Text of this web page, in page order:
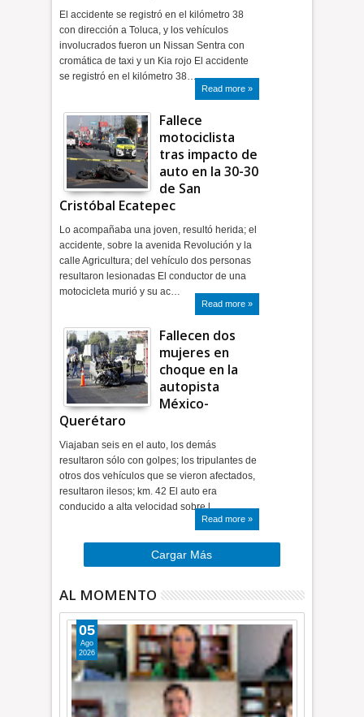
El accidente se registró en el kilómetro 38
con dirección a Toluca, y los vehículos
involucrados fueron un Nissan Sentra con
cromática de taxi y un Kia rojo El accidente
se registró en el kilómetro 38…
Read more »
Fallece
motociclista
tras impacto de
auto en la 30-30
de San
Cristóbal Ecatepec
Lo acompañaba una joven, resultó herida; el
accidente, sobre la avenida Revolución y la
calle Agricultura; del vehículo dos personas
resultaron lesionadas El conductor de una
motocicleta murió y su ac…
Read more »
Fallecen dos
mujeres en
choque en la
autopista
México-
Querétaro
Viajaban seis en el auto, los demás
resultaron sólo con golpes; los tripulantes de
otros dos vehículos que se vieron afectados,
resultaron ilesos; km. 42 El auto era
conducido a alta velocidad sobre l…
Read more »
Cargar Más
AL MOMENTO
05
Ago
2026